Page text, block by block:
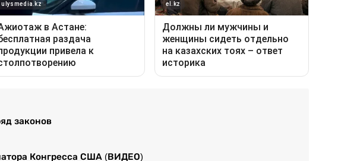
законов
Конгресса США (ВИДЕО)